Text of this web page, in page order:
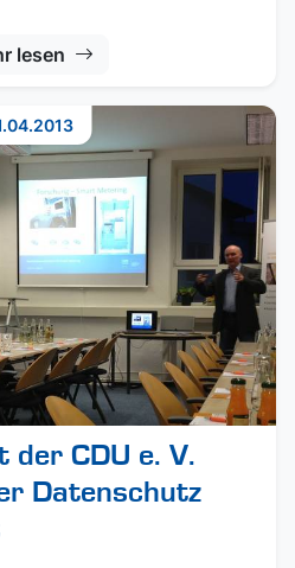
lesen
CDU e. V.
Datenschutz